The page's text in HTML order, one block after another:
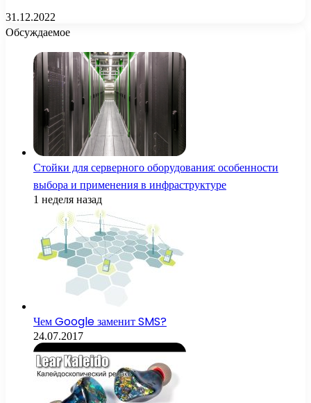
31.12.2022
Обсуждаемое
Стойки для серверного оборудования: особенности
выбора и применения в инфраструктуре
1 неделя назад
Чем Google заменит SMS?
24.07.2017